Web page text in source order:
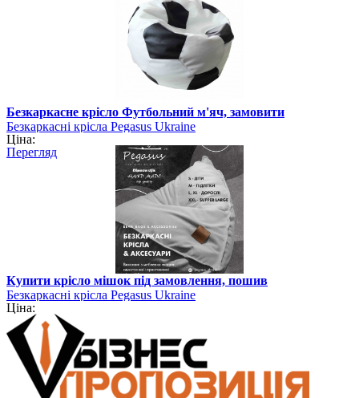
Безкаркасне крісло Футбольний м'яч, замовити
Безкаркасні крісла Pegasus Ukraine
Ціна:
Перегляд
Купити крісло мішок під замовлення, пошив
Безкаркасні крісла Pegasus Ukraine
Ціна: